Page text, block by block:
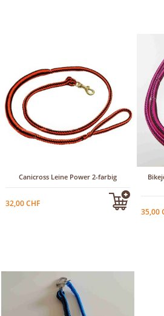
Canicross Leine Power 2-farbig
32,00 CHF
35,00